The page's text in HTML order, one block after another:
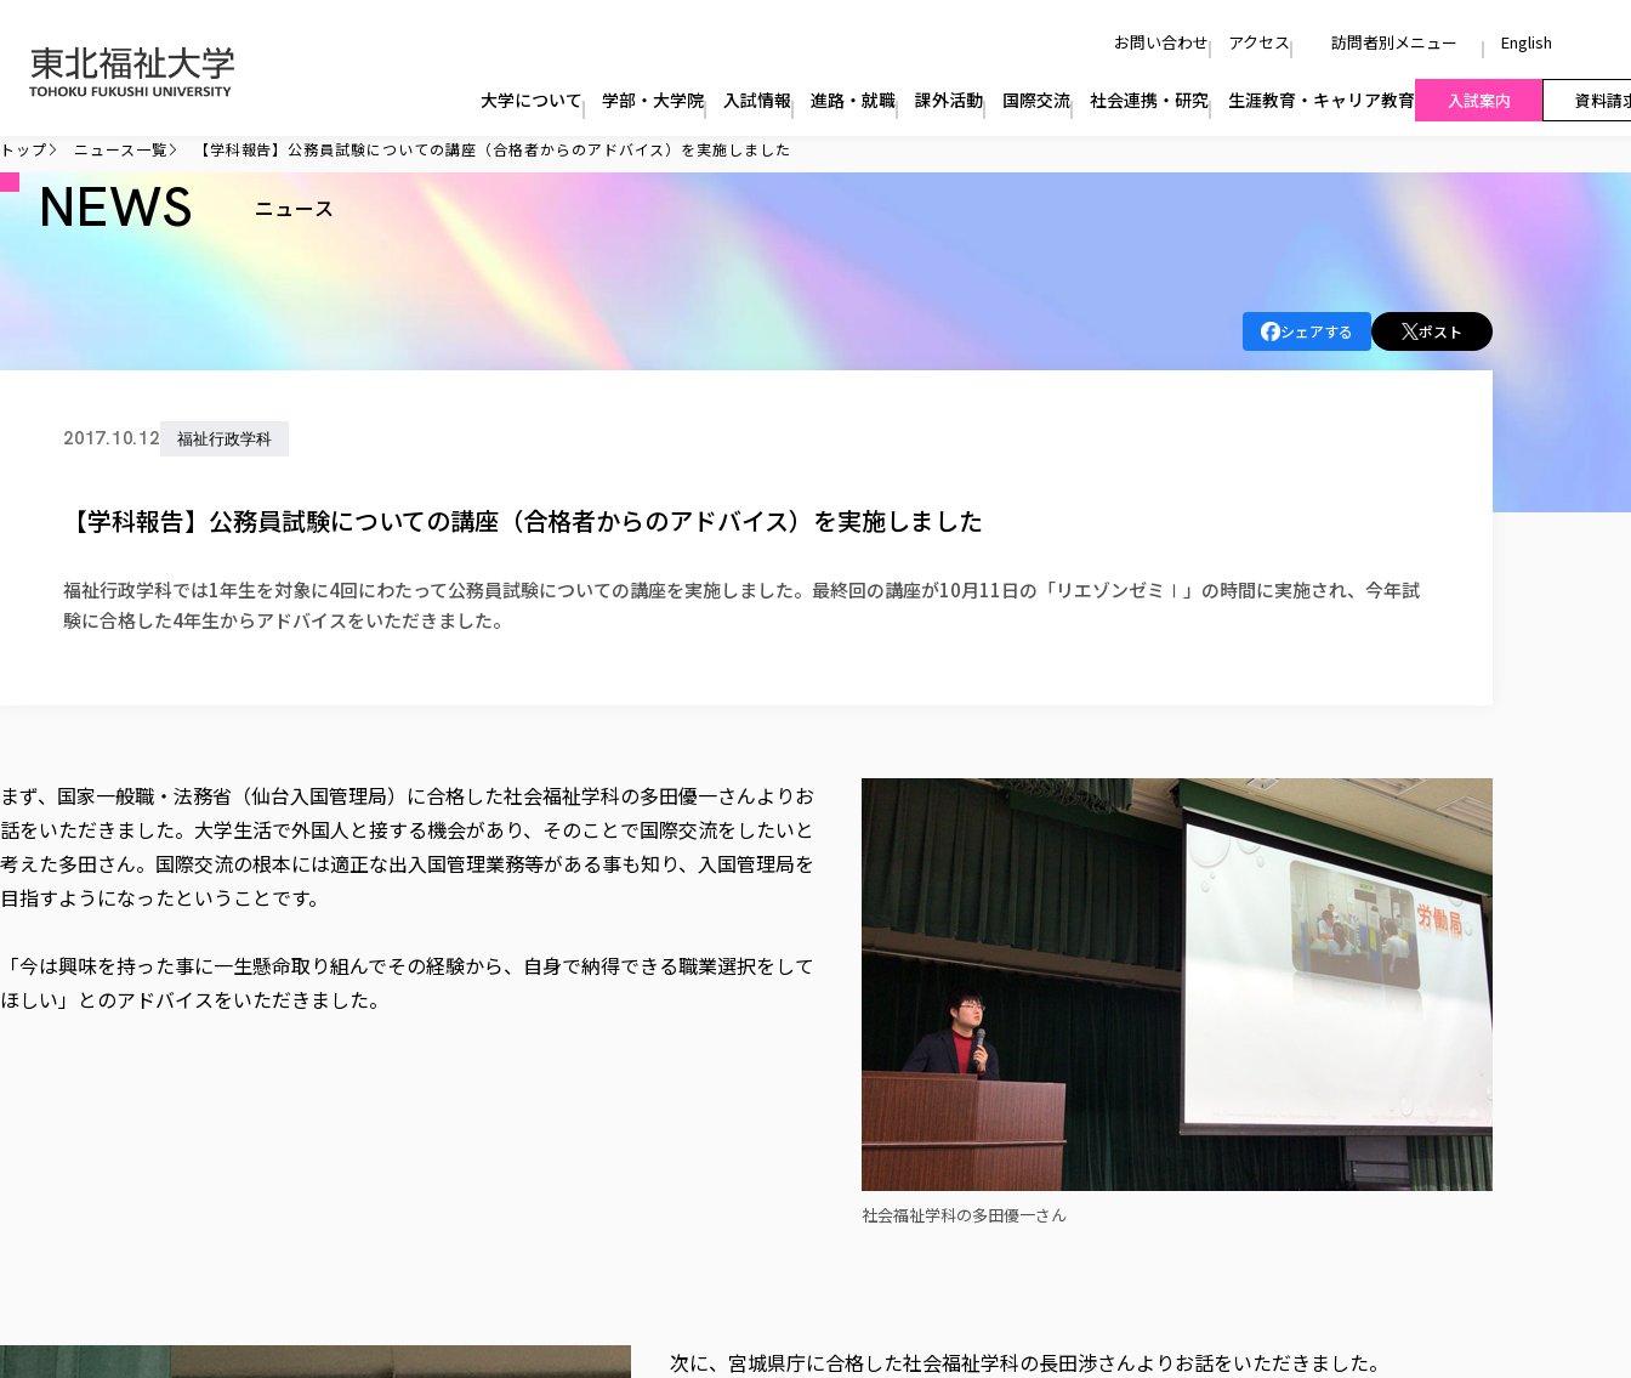
お問い合わせ アクセス 訪問者別メニュー English
大学について 学部・大学院 入試情報 進路・就職 課外活動 国際交流 社会連携・研究 生涯教育・キャリア教育 入試案内 資料請
トップ ニュース一覧 【学科報告】公務員試験についての講座（合格者からのアドバイス）を実施しました
NEWS ニュース
シェアする ポスト
2017.10.12 福祉行政学科
【学科報告】公務員試験についての講座（合格者からのアドバイス）を実施しました
福祉行政学科では1年生を対象に4回にわたって公務員試験についての講座を実施しました。最終回の講座が10月11日の「リエゾンゼミⅠ」の時間に実施され、今年試
験に合格した4年生からアドバイスをいただきました。
社会福祉学科の多田優一さん
まず、国家一般職・法務省（仙台入国管理局）に合格した社会福祉学科の多田優一さんよりお
話をいただきました。大学生活で外国人と接する機会があり、そのことで国際交流をしたいと
考えた多田さん。国際交流の根本には適正な出入国管理業務等がある事も知り、入国管理局を
目指すようになったということです。
「今は興味を持った事に一生懸命取り組んでその経験から、自身で納得できる職業選択をして
ほしい」とのアドバイスをいただきました。
次に、宮城県庁に合格した社会福祉学科の長田渉さんよりお話をいただきました。